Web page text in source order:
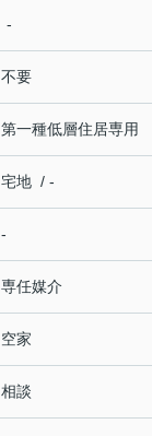
-
不要
第一種低層住居専用
宅地 / -
-
専任媒介
空家
相談